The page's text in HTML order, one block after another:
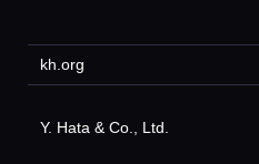
kh.org
Y. Hata & Co., Ltd.